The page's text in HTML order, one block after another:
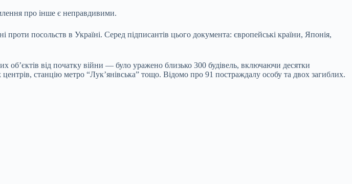
про інше є неправдивими.
посольств в Україні. Серед підписантів цього документа: європейські країни, Японія,
об’єктів від початку війни — було уражено близько 300 будівель, включаючи десятки
станцію метро “Лук’янівська” тощо. Відомо про 91 постраждалу особу та двох загиблих.